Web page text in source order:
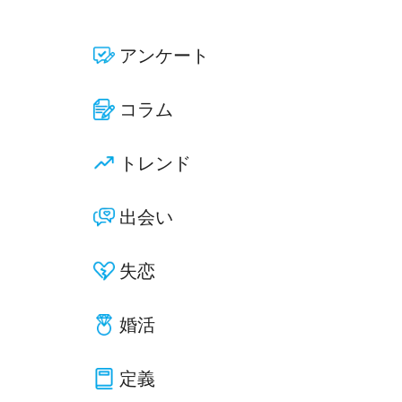
アンケート
コラム
トレンド
出会い
失恋
婚活
定義